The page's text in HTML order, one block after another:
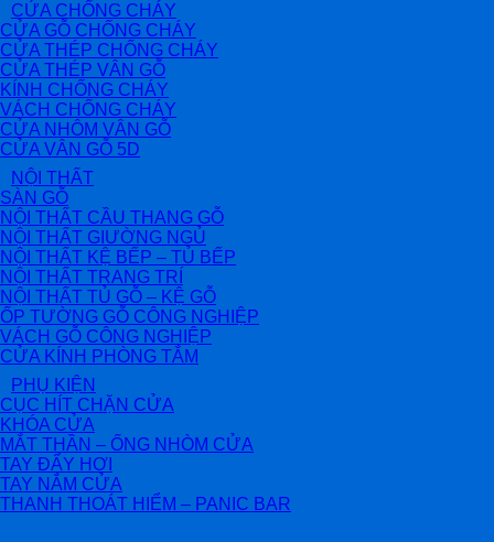
CỬA CHỐNG CHÁY
CỬA GỖ CHỐNG CHÁY
CỬA THÉP CHỐNG CHÁY
CỬA THÉP VÂN GỖ
KÍNH CHỐNG CHÁY
VÁCH CHỐNG CHÁY
CỬA NHÔM VÂN GỖ
CỬA VÂN GỖ 5D
NỘI THẤT
SÀN GỖ
NỘI THẤT CẦU THANG GỖ
NỘI THẤT GIƯỜNG NGỦ
NỘI THẤT KỆ BẾP – TỦ BẾP
NỘI THẤT TRANG TRÍ
NỘI THẤT TỦ GỖ – KỆ GỖ
ỐP TƯỜNG GỖ CÔNG NGHIỆP
VÁCH GỖ CÔNG NGHIỆP
CỬA KÍNH PHÒNG TẮM
PHỤ KIỆN
CỤC HÍT CHẶN CỬA
KHÓA CỬA
MẮT THẦN – ỐNG NHÒM CỬA
TAY ĐẨY HƠI
TAY NẮM CỬA
THANH THOÁT HIỂM – PANIC BAR